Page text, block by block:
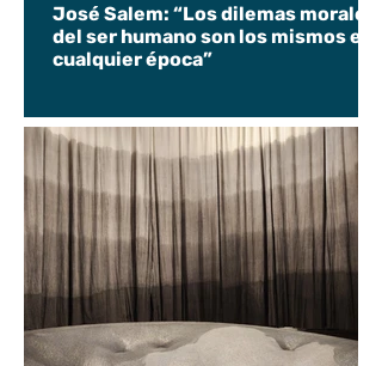
José Salem: “Los dilemas morales
del ser humano son los mismos en
cualquier época”